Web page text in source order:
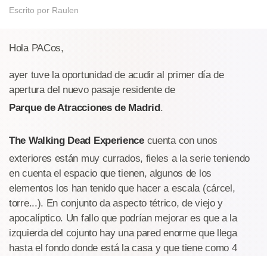
Escrito por Raulen
Hola PACos,
ayer tuve la oportunidad de acudir al primer día de
apertura del nuevo pasaje residente de
Parque de Atracciones de Madrid.
The Walking Dead Experiencecuenta con unos
exteriores están muy currados, fieles a la serie teniendo
en cuenta el espacio que tienen, algunos de los
elementos los han tenido que hacer a escala (cárcel,
torre...). En conjunto da aspecto tétrico, de viejo y
apocalíptico. Un fallo que podrían mejorar es que a la
izquierda del cojunto hay una pared enorme que llega
hasta el fondo donde está la casa y que tiene como 4